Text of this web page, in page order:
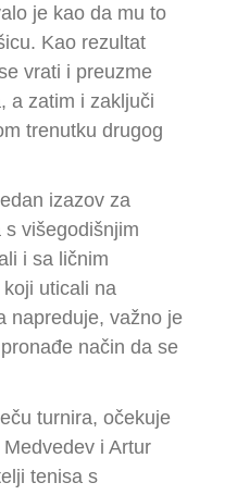
je kao da mu to
Kao rezultat
vrati i preuzme
a zatim i zaključi
trenutku drugog
izazov za
višegodišnjim
i sa ličnim
uticali na
napreduje, važno je
način da se
turnira, očekuje
i Artur
tenisa s